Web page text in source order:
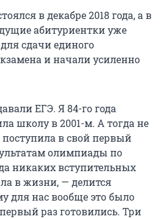
в декабре 2018 года, а в
абитуриентки уже
сдачи единого
и начали усиленно
ЕГЭ. Я 84-го года
школу в 2001-м. А тогда не
в свой первый
олимпиады по
никаких вступительных
в жизни, — делится
для нас вообще это было
раз готовились. Три